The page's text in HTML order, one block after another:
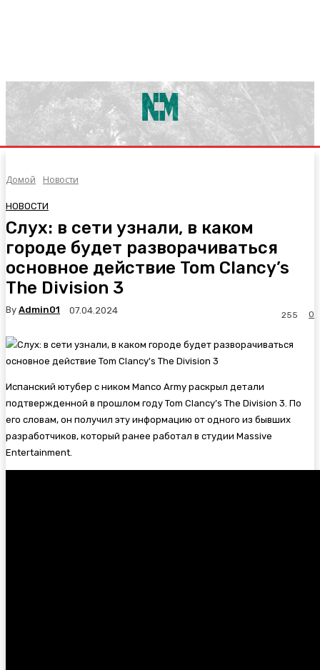
Домой Новости
НОВОСТИ
Слух: в сети узнали, в каком
городе будет разворачиваться
основное действие Tom Clancy’s
The Division 3
By Admin01 07.04.2024 0
255
Испанский ютубер с ником Manco Army раскрыл детали
подтвержденной в прошлом году Tom Clancy’s The Division 3. По
его словам, он получил эту информацию от одного из бывших
разработчиков, который ранее работал в студии Massive
Entertainment.